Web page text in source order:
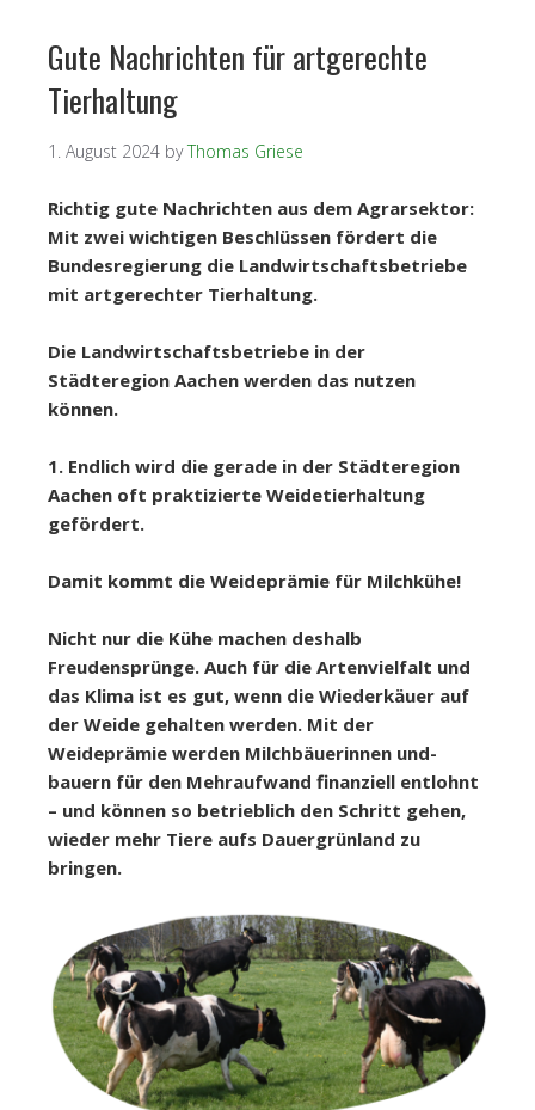
Gute Nachrichten für artgerechte
Tierhaltung
1. August 2024 byThomas Griese
Richtig gute Nachrichten aus dem Agrarsektor:
Mit zwei wichtigen Beschlüssen fördert die
Bundesregierung die Landwirtschaftsbetriebe
mit artgerechter Tierhaltung.
Die Landwirtschaftsbetriebe in der
Städteregion Aachen werden das nutzen
können.
1. Endlich wird die gerade in der Städteregion
Aachen oft praktizierte Weidetierhaltung
gefördert.
Damit kommt die Weideprämie für Milchkühe!
Nicht nur die Kühe machen deshalb
Freudensprünge. Auch für die Artenvielfalt und
das Klima ist es gut, wenn die Wiederkäuer auf
der Weide gehalten werden. Mit der
Weideprämie werden Milchbäuerinnen und-
bauern für den Mehraufwand finanziell entlohnt
– und können so betrieblich den Schritt gehen,
wieder mehr Tiere aufs Dauergrünland zu
bringen.